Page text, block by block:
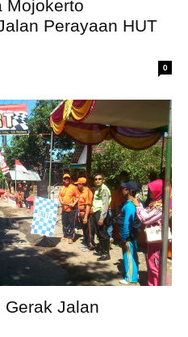
Mojokerto
Perayaan HUT
0
Gerak Jalan